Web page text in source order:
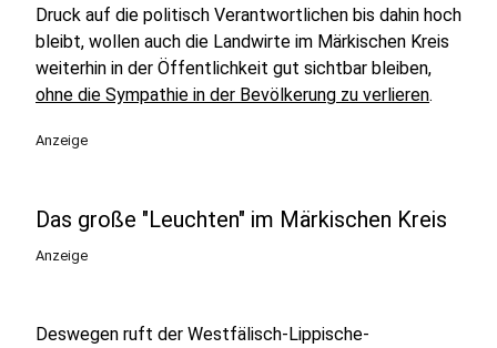
Druck auf die politisch Verantwortlichen bis dahin hoch
bleibt, wollen auch die Landwirte im Märkischen Kreis
weiterhin in der Öffentlichkeit gut sichtbar bleiben,
ohne die Sympathie in der Bevölkerung zu verlieren.
Anzeige
Das große "Leuchten" im Märkischen Kreis
Anzeige
Deswegen ruft der Westfälisch-Lippische-